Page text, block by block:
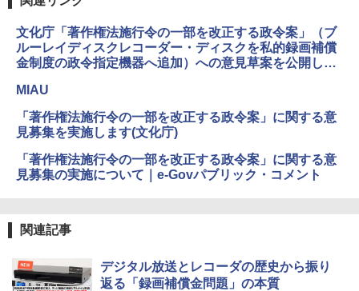
文化庁「著作権法施行令の一部を改正する政令案」（ブ
ルーレイディスクレコーダー・ディスクを私的録画補償
金制度の政令指定機器へ追加）への意見草案を公開しま
MIAU
「著作権法施行令の一部を改正する政令案」に関する意
見募集を実施します(文化庁)
「著作権法施行令の一部を改正する政令案」に関する意
見募集の実施について｜e-Govパブリック・コメント
関連記事
デジタル放送とレコーダの歴史から振り
返る「録画補償金問題」の本質